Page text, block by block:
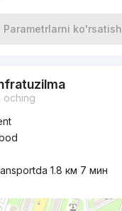
Parametrlarni ko'rsatish
oching
1.8 км 7 мин